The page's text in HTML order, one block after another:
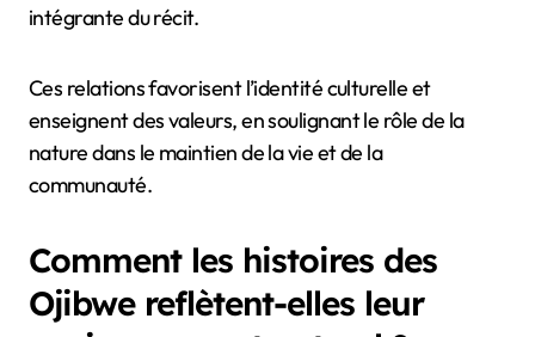
intégrante du récit.
Ces relations favorisent l’identité culturelle et
enseignent des valeurs, en soulignant le rôle de la
nature dans le maintien de la vie et de la
communauté.
Comment les histoires des
Ojibwe reflètent-elles leur